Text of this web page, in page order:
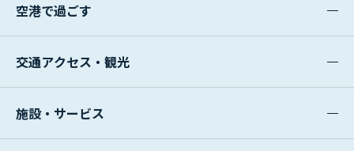
空港で過ごす
交通アクセス・観光
施設・サービス